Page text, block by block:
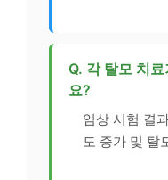
Q. 각 탈모 치
요?
임상 시험 결
도 증가 및 탈